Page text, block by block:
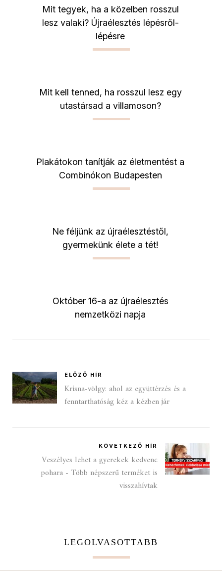
Mit tegyek, ha a közelben rosszul
lesz valaki? Újraélesztés lépésről-
lépésre
Mit kell tenned, ha rosszul lesz egy
utastársad a villamoson?
Plakátokon tanítják az életmentést a
Combinókon Budapesten
Ne féljünk az újraélesztéstől,
gyermekünk élete a tét!
Október 16-a az újraélesztés
nemzetközi napja
ELŐZŐ HÍR
Krisna-völgy: ahol az együttérzés és a
fenntarthatóság kéz a kézben jár
KÖVETKEZŐ HÍR
Veszélyes lehet a gyerekek kedvenc
pohara - Több népszerű terméket is
visszahívtak
LEGOLVASOTTABB